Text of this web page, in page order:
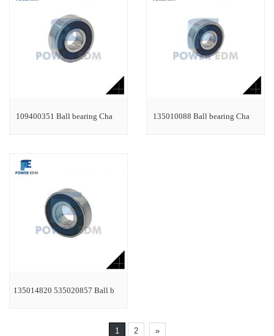
109400351 Ball bearing Cha 135010088 Ball bearing Cha
135014820 535020857 Ball b
1 2 »